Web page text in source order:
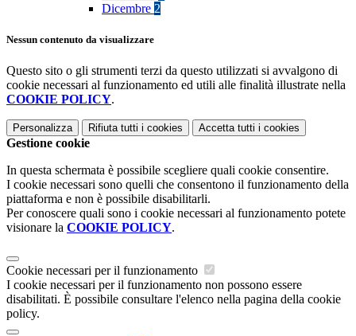
Dicembre 2
Nessun contenuto da visualizzare
Questo sito o gli strumenti terzi da questo utilizzati si avvalgono di
cookie necessari al funzionamento ed utili alle finalità illustrate nella
COOKIE POLICY.
Personalizza Rifiuta tutti i cookies Accetta tutti i cookies
Gestione cookie
In questa schermata è possibile scegliere quali cookie consentire.
I cookie necessari sono quelli che consentono il funzionamento della
piattaforma e non è possibile disabilitarli.
Per conoscere quali sono i cookie necessari al funzionamento potete
visionare la COOKIE POLICY.
Cookie necessari per il funzionamento
I cookie necessari per il funzionamento non possono essere
disabilitati. È possibile consultare l'elenco nella pagina della cookie
policy.